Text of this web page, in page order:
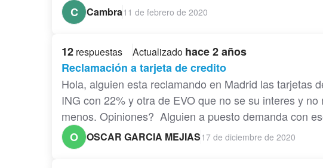
C
Cambra11 de febrero de 2020
12 respuestas Actualizado hace 2 años
Reclamación a tarjeta de credito
Hola, alguien esta reclamando en Madrid las tarjetas
ING con 22% y otra de EVO que no se su interes y
menos. Opiniones? Alguien a puesto demanda con
O
OSCAR GARCIA MEJIAS17 de diciembre de 2020